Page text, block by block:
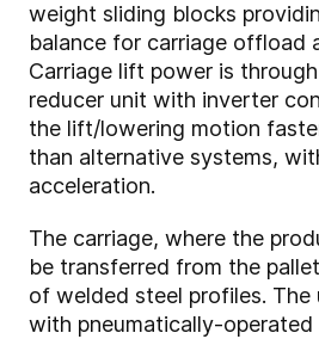
weight sliding blocks
balance for carriage offload
Carriage lift power is
reducer unit with inverter
the lift/lowering motion
than alternative systems,
acceleration.
The carriage, where the
be transferred from the
of welded steel profiles. The
with pneumatically-